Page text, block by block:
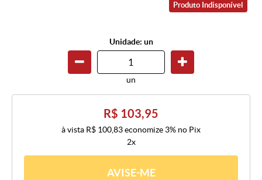
Produto Indisponível
Unidade: un
un
R$ 103,95
à vista R$ 100,83economize 3% no Pix
2x
AVISE-ME